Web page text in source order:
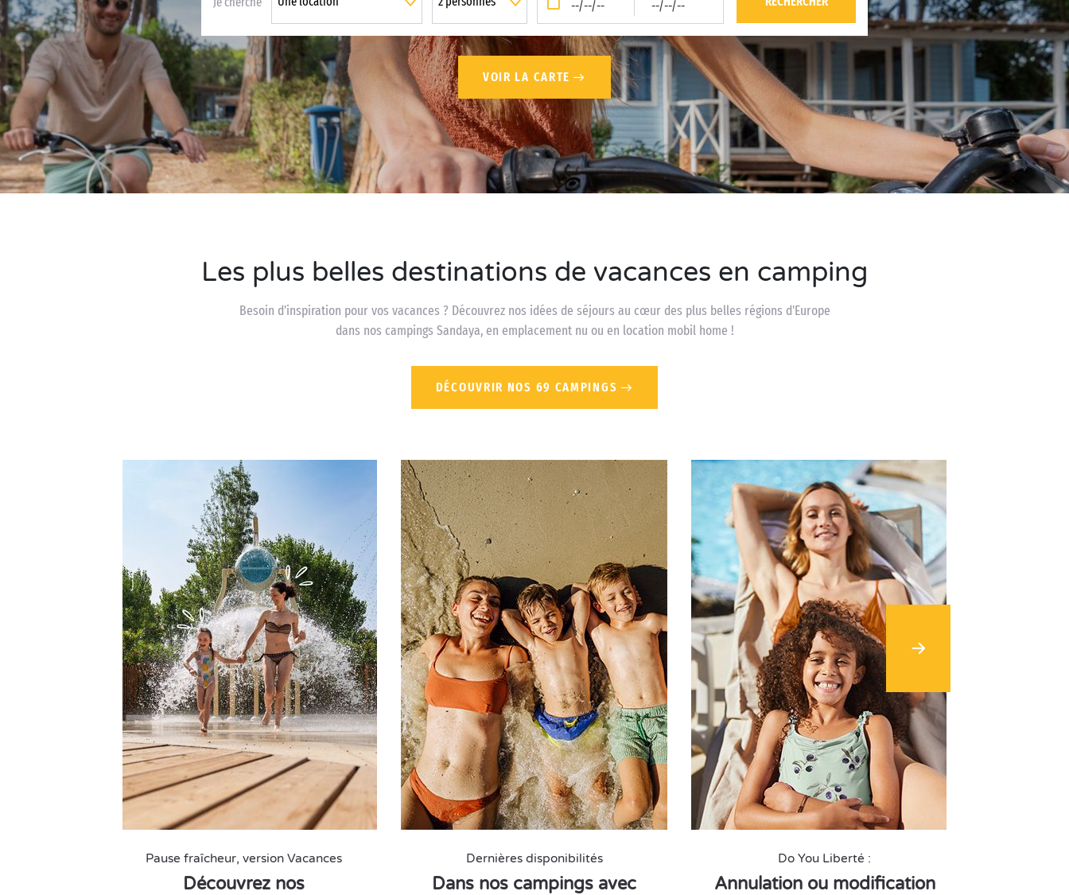
--/--/-- --/--/--
VOIR LA CARTE
Les plus belles destinations de vacances en camping
Besoin d’inspiration pour vos vacances ? Découvrez nos idées de séjours au cœur des plus belles régions d'Europe
dans nos campings Sandaya, en emplacement nu ou en location mobil home !
DÉCOUVRIR NOS 69 CAMPINGS
Pause fraîcheur, version Vacances
Découvrez nos
Dernières disponibilités
Dans nos campings avec
Do You Liberté :
Annulation ou modification
Business Village by Sandaya